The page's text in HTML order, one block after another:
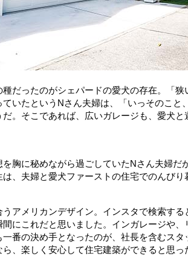
だったのがシェパードの愛犬の存在。「
いたというNさん夫婦は、「いっそのこと
。そこであれば、広いガレージも、愛犬
胸に秘めながら過ごしていたNさん夫婦
、夫婦と愛犬ファーストの住宅でのんびり
アメリカンデザイン。インスタで検索す
にこれだと思いました。インガレージや
番の決め手となったのが、社長を含むス
、楽しく安心して住宅建築ができると思っ